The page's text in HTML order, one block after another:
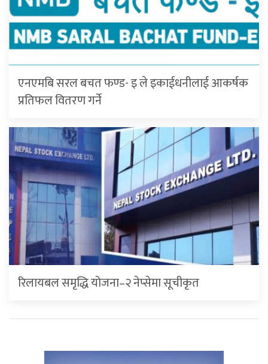
एनएमबि सरल बचत फण्ड- इ ले इकाईधनीलाई आकर्षक
प्रतिफल वितरण गर्ने
रिलायबल समृद्धि योजना–२ नेप्सेमा सूचीकृत